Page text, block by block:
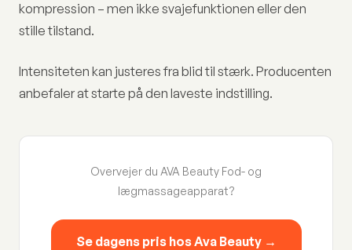
kompression – men ikke svajefunktionen eller den
stille tilstand.
Intensiteten kan justeres fra blid til stærk. Producenten
anbefaler at starte på den laveste indstilling.
Overvejer du AVA Beauty Fod- og
lægmassageapparat?
Se dagens pris hos Ava Beauty →